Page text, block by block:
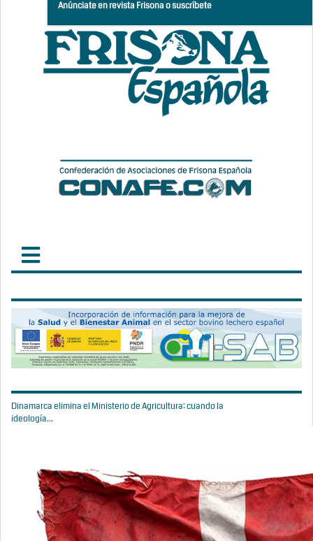
Anúnciate en revista Frisona o suscríbete
Dinamarca elimina el Ministerio de Agricultura: cuando la
ideología...